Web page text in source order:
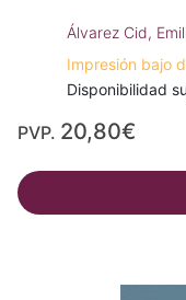
Álvarez Cid,
Impresión bajo
Disponibilidad
PVP. 20,80€